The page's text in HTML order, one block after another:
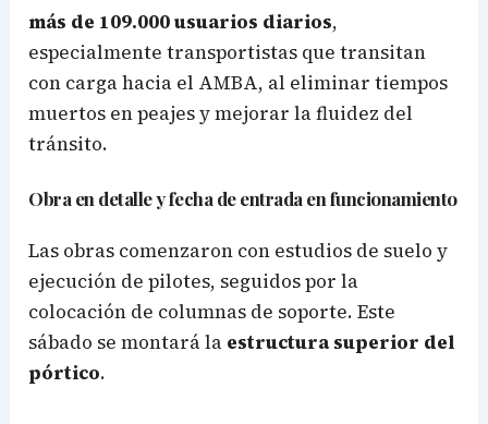
más de 109.000 usuarios diarios,
especialmente transportistas que transitan
con carga hacia el AMBA, al eliminar tiempos
muertos en peajes y mejorar la fluidez del
tránsito.
Obra en detalle y fecha de entrada en funcionamiento
Las obras comenzaron con estudios de suelo y
ejecución de pilotes, seguidos por la
colocación de columnas de soporte. Este
sábado se montará la estructura superior del
pórtico.